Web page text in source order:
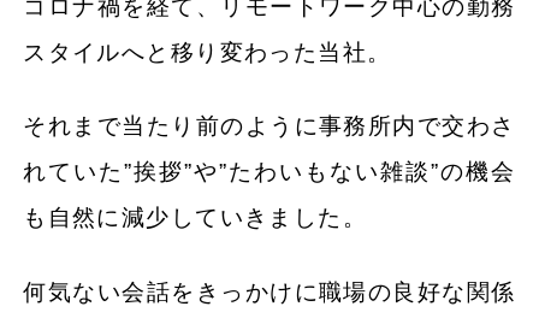
コロナ禍を経て、リモートワーク中心の勤務
スタイルへと移り変わった当社。
それまで当たり前のように事務所内で交わさ
れていた”挨拶”や”たわいもない雑談”の機会
も自然に減少していきました。
何気ない会話をきっかけに職場の良好な関係